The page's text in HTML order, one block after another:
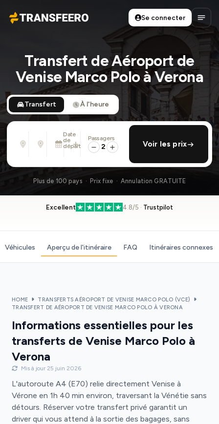
Transfeero
Se connecter
Transfert de Aéroport de
Venise Marco Polo à Verona
Transfert À l'heure
Adresse, aéroport, hôtel, ...
Adresse, aéroport, hôtel, ...
Date
de
départ
Mar. 11 Août · 01:45 PM
ajouter retour
Passagers
2 Voir les prix
Plus de 100 pays · Prix fixe · Annulation GRATUITE
Excellent 4.8/5 · Trustpilot
Véhicules Aperçu de l'itinéraire FAQ Itinéraires connexes
HOME
TRANSFERTS AÉROPORT DE VENISE MARCO POLO (VCE)
TRANSFERT DE AÉROPORT DE VENISE MARCO POLO À VERONA
Informations essentielles pour les
transferts de Venise Marco Polo à
Verona
Mis à jour 25 juin 2026
L'autoroute A4 (E70) relie directement Venise à
Vérone en 1h 40 min environ, traversant la Vénétie sans
détours. Réserver votre transfert privé garantit un
driver qui vous attend à la sortie des bagages, sans